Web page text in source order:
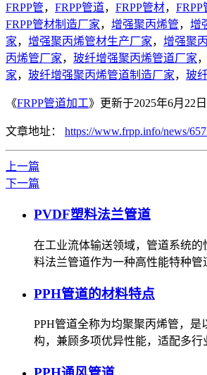
FRPP管， FRPP管道， FRPP管材， FRPP
FRPP管材制造厂家， 增强聚丙烯管， 增
家， 增强聚丙烯管材生产厂家， 增强聚
丙烯管厂家， 玻纤增强聚丙烯管道厂家，
家， 玻纤增强聚丙烯管道制造厂家， 玻
《FRPP管道加工》更新于2025年6月22日
文章地址： https://www.frpp.info/news/
上一篇
下一篇
PVDF塑料法兰管道
在工业流体输送领域，管道系统
料法兰管道作为一种高性能特种
PPH管道的材料特点
PPH管道全称为均聚聚丙烯管，
构，兼顾多项优异性能，适配多